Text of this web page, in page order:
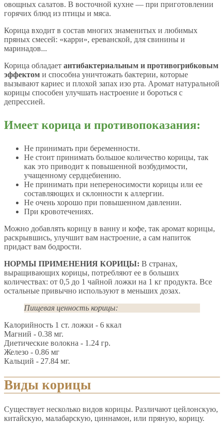
овощных салатов. В восточной кухне — при приготовлении
горячих блюд из птицы и мяса.
Корица входит в состав многих знаменитых и любимых
пряных смесей: «карри», ереванской, для свинины и
маринадов...
Корица обладает антибактериальным и противогрибковым
эффектом и способна уничтожать бактерии, которые
вызывают кариес и плохой запах изо рта. Аромат натуральной
корицы способен улучшать настроение и бороться с
депрессией.
Имеет корица и противопоказания:
Не принимать при беременности.
Не стоит принимать большое количество корицы, так
как это приводит к повышенной возбудимости,
учащенному сердцебиению.
Не принимать при непереносимости корицы или ее
составляющих и склонности к аллергии.
Не очень хорошо при повышенном давлении.
При кровотечениях.
Можно добавлять корицу в ванну и кофе, так аромат корицы,
раскрывшись, улучшит вам настроение, а сам напиток
придаст вам бодрости.
НОРМЫ ПРИМЕНЕНИЯ КОРИЦЫ: В странах,
выращивающих корицы, потребляют ее в больших
количествах: от 0,5 до 1 чайной ложки на 1 кг продукта. Все
остальные привычно используют в меньших дозах.
Пищевая ценность корицы:
Калорийность 1 ст. ложки - 6 ккал
Магний - 0.38 мг.
Диетические волокна - 1.24 гр.
Железо - 0.86 мг
Кальций - 27.84 мг.
Виды корицы
Существует несколько видов корицы. Различают цейлонскую,
китайскую, малабарскую, циннамон, или пряную, корицу.